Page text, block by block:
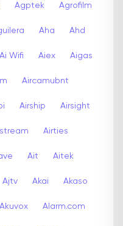
Agptek Agrofilm
Aha Ahd
Ai Wifi Aiex Aigas
Aircamubnt
Airship Airsight
Airties
Ait Aitek
Ajtv Akai Akaso
Akuvox Alarm.com